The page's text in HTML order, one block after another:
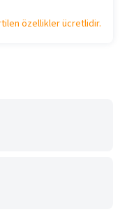
özellikler ücretlidir.